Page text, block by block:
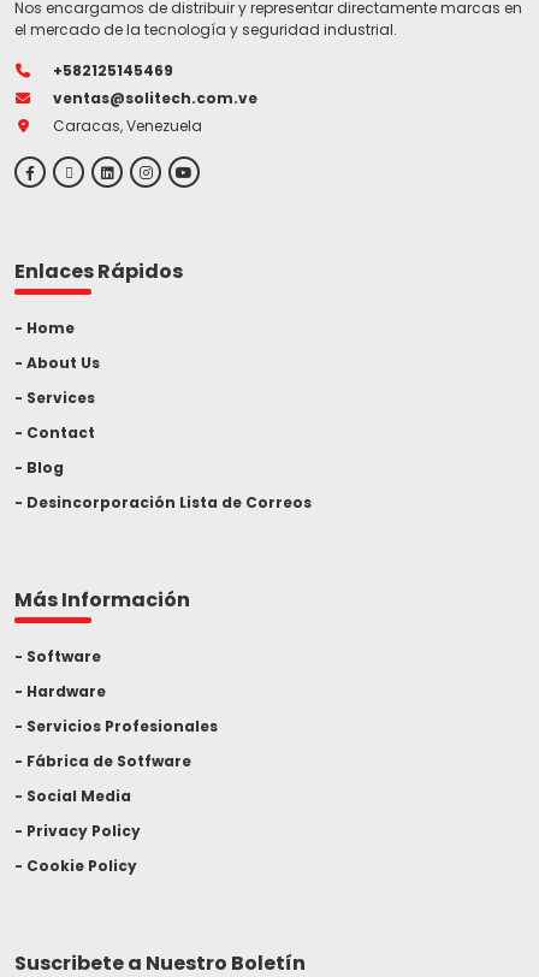
Nos encargamos de distribuir y representar directamente marcas en
el mercado de la tecnología y seguridad industrial.
+582125145469
ventas@solitech.com.ve
Caracas, Venezuela
Enlaces Rápidos
Home
About Us
Services
Contact
Blog
Desincorporación Lista de Correos
Más Información
Software
Hardware
Servicios Profesionales
Fábrica de Sotfware
Social Media
Privacy Policy
Cookie Policy
Suscribete a Nuestro Boletín